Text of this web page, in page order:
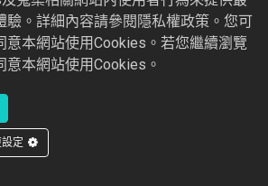
用傷口全照護
驗。詳細內容請參閱隱私權政策。您可
意本網站使用Cookies。若您繼續瀏覽
本網站使用Cookies。
定